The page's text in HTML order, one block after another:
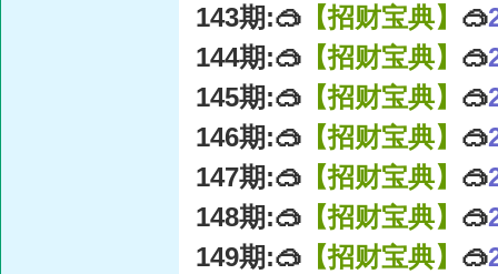
143期:🥽 【招财宝典】 🥽
144期:🥽 【招财宝典】 🥽
145期:🥽 【招财宝典】 🥽
146期:🥽 【招财宝典】 🥽
147期:🥽 【招财宝典】 🥽
148期:🥽 【招财宝典】 🥽
149期:🥽 【招财宝典】 🥽